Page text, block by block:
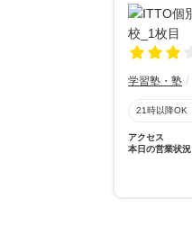
学習塾・塾
21時以降OK
アクセス
本日の営業状況